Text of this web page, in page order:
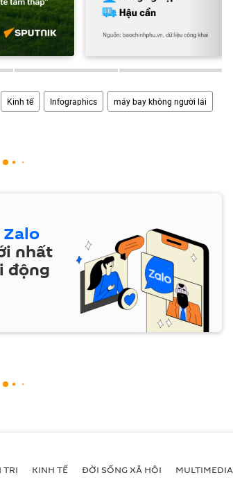
Kinh tế Infographics máy bay không người lái
Zalo
nhất
động
TRỊ KINH TẾ ĐỜI SỐNG XÃ HỘI MULTIMEDIA